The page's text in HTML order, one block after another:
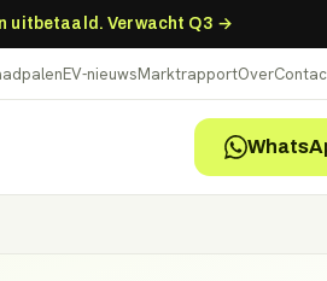
uitbetaald. Verwacht Q3 →
EV-nieuwsMarktrapportOver